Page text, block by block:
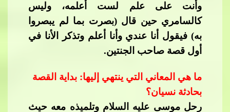
وأنت على علم لست أعلمه، وليس
كالسامري حين قال (بصرت بما لم يبصروا
به) فيقول أنا عندي وأنا أعلم وتذكر الأنا في
ول قصة صاحب الجنتين.
ما هي المعاني التي ينتهي إليها: بداية القصة
بحادثة نسيان؟
رحل موسى عليه السلام وتلميذه معه حيث